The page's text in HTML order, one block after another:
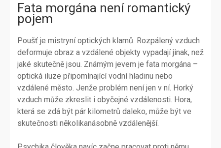
Fata morgána není romantický
pojem
Poušť je mistryní optických klamů. Rozpálený vzduch
deformuje obraz a vzdálené objekty vypadají jinak, než
jaké skutečně jsou. Známým jevem je fata morgána –
optická iluze připomínající vodní hladinu nebo
vzdálené město. Jenže problém není jen v ní. Horký
vzduch může zkreslit i obyčejné vzdálenosti. Hora,
která se zdá být pár kilometrů daleko, může být ve
skutečnosti několikanásobně vzdálenější.